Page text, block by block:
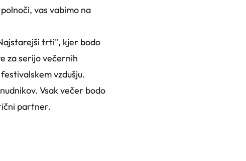
vas vabimo na
trti", kjer bodo
za serijo večernih
vzdušju.
Vsak večer bodo
partner.